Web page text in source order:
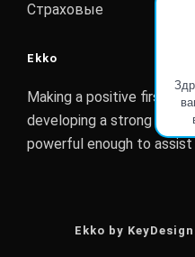
Страховые
Ekko
Making a positive first
developing a strong
powerful enough to assist
Ekko by